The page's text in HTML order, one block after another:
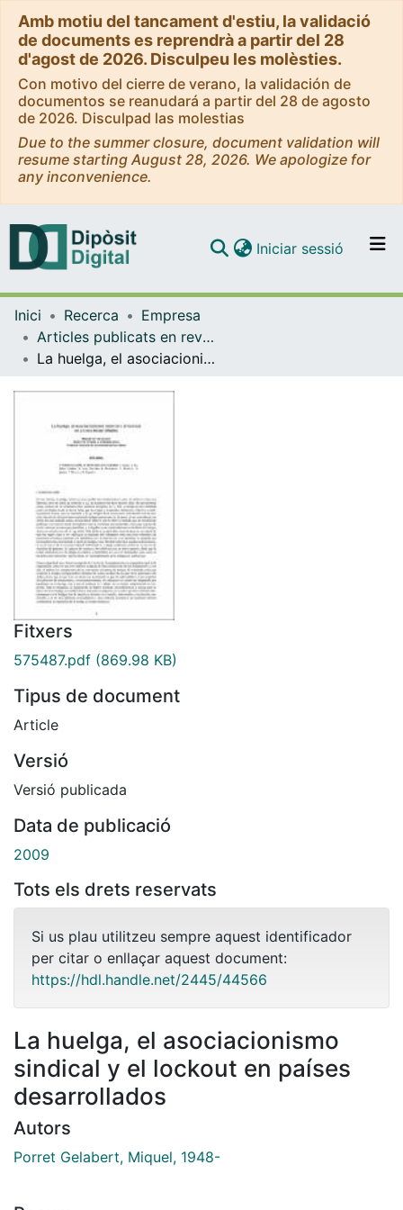
Amb motiu del tancament d'estiu, la validació
de documents es reprendrà a partir del 28
d'agost de 2026. Disculpeu les molèsties.
Con motivo del cierre de verano, la validación de
documentos se reanudará a partir del 28 de agosto
de 2026. Disculpad las molestias
Due to the summer closure, document validation will
resume starting August 28, 2026. We apologize for
any inconvenience.
Navega per tot el DD
Com publicar
Iniciar sessió (current)
Inici Recerca
Empresa
Articles publicats en revistes (Empresa)
La huelga, el asociacionismo sindical y el lockout en países desarrollados
Fitxers
575487.pdf (869.98 KB)
Tipus de document
Article
Versió
Versió publicada
Data de publicació
2009
Tots els drets reservats
Si us plau utilitzeu sempre aquest identificador
per citar o enllaçar aquest document:
https://hdl.handle.net/2445/44566
La huelga, el asociacionismo
sindical y el lockout en países
desarrollados
Autors
Porret Gelabert, Miquel, 1948-